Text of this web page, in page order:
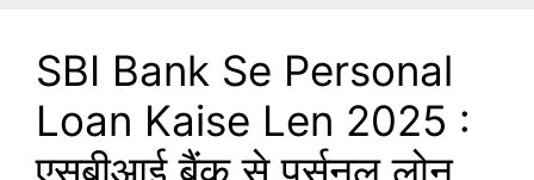
SBI Bank Se Personal
Loan Kaise Len 2025 :